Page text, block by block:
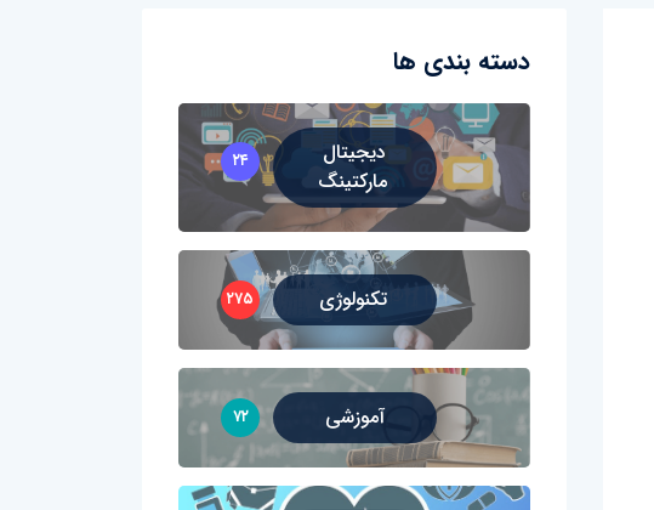
دسته بندی ها
دیجیتال
مارکتینگ
۲۴
تکنولوژی ۲۷۵
آموزشی ۷۲